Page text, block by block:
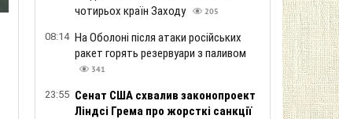
чотирьох країн Заходу
205
08:14 На Оболоні після атаки російських
ракет горять резервуари з паливом
341
23:55 Сенат США схвалив законопроект
Ліндсі Грема про жорсткі санкції